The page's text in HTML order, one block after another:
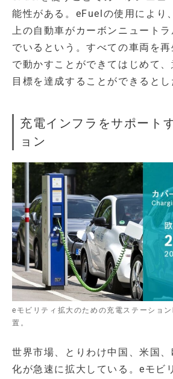
能性がある。eFuelの使用により
上の自動車がカーボンニュート
でいるという。すべての車両を
で動かすことができてはじめて
目標を達成することができるとし
充電インフラをサポート
ョン
eモビリティ拡大のための充電ステーショ
置。
世界市場、とりわけ中国、米国
化が急速に拡大している。eモビ